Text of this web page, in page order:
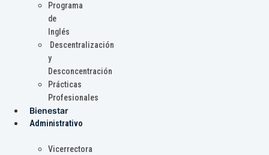
Programa
de
Inglés
Descentralización
y
Desconcentración
Prácticas
Profesionales
Bienestar
Administrativo
Vicerrectora